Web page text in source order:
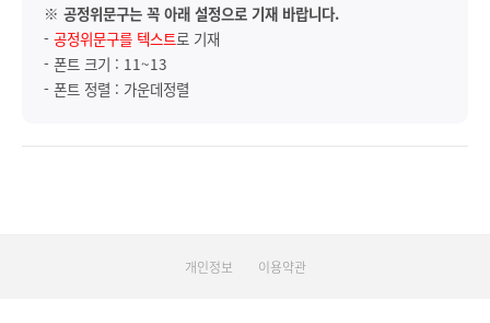
※ 공정위문구는 꼭 아래 설정으로 기재 바랍니다.
- 공정위문구를 텍스트로 기재
- 폰트 크기 : 11~13
- 폰트 정렬 : 가운데정렬
개인정보 이용약관